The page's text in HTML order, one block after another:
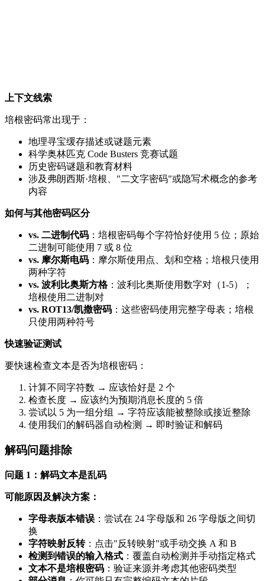
上下文线索
培根密码常出现于：
地理寻宝缓存描述或谜题元素
科学奥林匹克 Code Busters 竞赛试题
历史密码谜题和教育材料
涉及弗朗西斯·培根、"二文字密码"或隐写术概念的参考
内容
如何与其他密码区分
vs. 二进制代码 ：培根密码每个字符恰好使用 5 位；原始
二进制可能使用 7 或 8 位
vs. 摩尔斯电码 ：摩尔斯使用点、划和空格；培根只使用
两种字符
vs. 波利比奥斯方格：波利比奥斯使用数字对（1-5）；
培根使用二进制对
vs. ROT13/凯撒密码 ：这些密码使用完整字母表；培根
只使用两种符号
快速验证测试
要快速检查文本是否为培根密码：
计算不同字符数 → 应该恰好是 2 个
检查长度 → 应该约为预期消息长度的 5 倍
尝试以 5 为一组分组 → 字符应该能被整除或接近整除
使用我们的解码器自动检测 → 即时验证和解码
解码问题排除
问题 1：解码文本是乱码
可能原因及解决方案：
字母表版本错误 ：尝试在 24 字母版和 26 字母版之间切
换
字符映射反转：点击"反转映射"或手动交换 A 和 B
检测到错误的输入格式 ：覆盖自动检测并手动指定格式
文本不是培根密码 ：验证来源并考虑其他密码类型